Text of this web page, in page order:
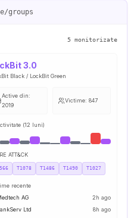
groups
5 monitorizate
3.0
Black / LockBit Green
Active din:
2019
Victime: 847
(12 luni)
ATT&CK
T1078 T1486 T1490 T1027
recente
AG
2h ago
Ltd
8h ago